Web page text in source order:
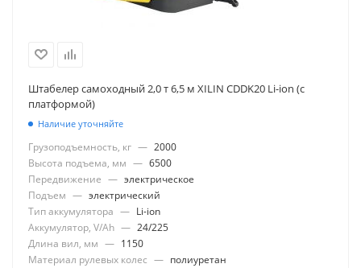
Штабелер самоходный 2,0 т 6,5 м XILIN CDDK20 Li-ion (с
платформой)
Наличие уточняйте
Грузоподъемность, кг — 2000
Высота подъема, мм — 6500
Передвижение — электрическое
Подъем — электрический
Тип аккумулятора — Li-ion
Аккумулятор, V/Ah — 24/225
Длина вил, мм — 1150
Материал рулевых колес — полиуретан